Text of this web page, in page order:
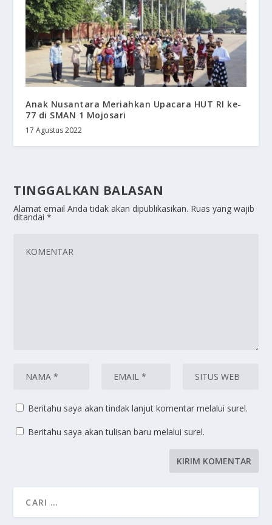
Anak Nusantara Meriahkan Upacara HUT RI ke-
77 di SMAN 1 Mojosari
17 Agustus 2022
TINGGALKAN BALASAN
Alamat email Anda tidak akan dipublikasikan. Ruas yang wajib
ditandai*
Beritahu saya akan tindak lanjut komentar melalui surel.
Beritahu saya akan tulisan baru melalui surel.